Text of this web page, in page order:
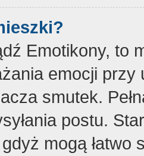
Emotikony, to
emocji
smutek.
postu.
mogą